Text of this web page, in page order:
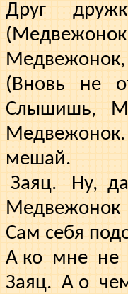
Друг
(Медвежонок
Медвежонок,
(Вновь
не
Слышишь,
Медвежонок.
мешай.
Заяц.
Ну,
Медвежонок
Сам себя
А ко мне не
Заяц. А о